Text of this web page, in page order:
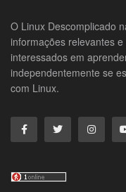
O Linux Descomplicado
informações relevantes
interessados em
independentemente se
com Linux.